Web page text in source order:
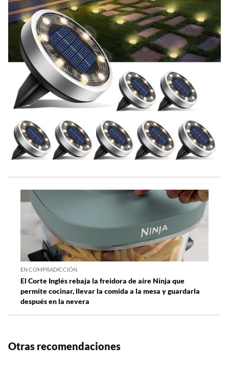
EN COMPRADICCIÓN
El Corte Inglés rebaja la freidora de aire Ninja que
permite cocinar, llevar la comida a la mesa y guardarla
después en la nevera
Otras recomendaciones